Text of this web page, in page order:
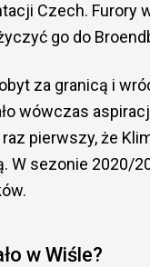
Czech. Furory
go do
za granicą i
wówczas
pierwszy, że
sezonie 2020/
w Wiśle?